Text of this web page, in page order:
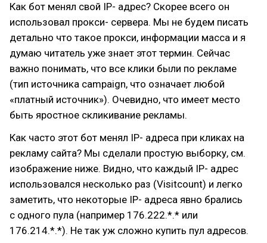
Как бот менял свой IP- адрес? Скорее всего он
использовал прокси- сервера. Мы не будем писать
детально что такое прокси, информации масса и я
думаю читатель уже знает этот термин. Сейчас
важно понимать, что все клики были по рекламе
(тип источника campaign, что означает любой
«платный источник»). Очевидно, что имеет место
быть яростное скликивание рекламы.
Как часто этот бот менял IP- адреса при кликах на
рекламу сайта? Мы сделали простую выборку, см.
изображение ниже. Видно, что каждый IP- адрес
использовался несколько раз (Visitcount) и легко
заметить, что некоторые IP- адреса явно брались
с одного пула (например 176.222.*.* или
176.214.*.*). Не так уж сложно купить пул адресов.